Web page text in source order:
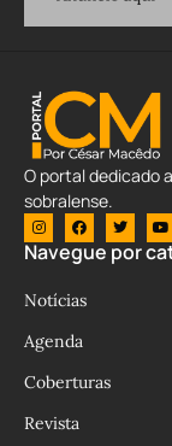
O portal dedicado
sobralense.
Navegue por
Notícias
Agenda
Coberturas
Revista